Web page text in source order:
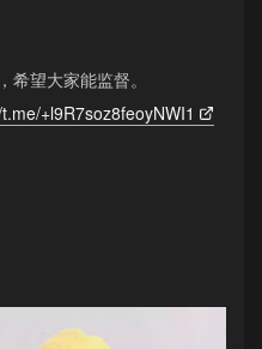
望大家能监督。
+l9R7soz8feoyNWI1